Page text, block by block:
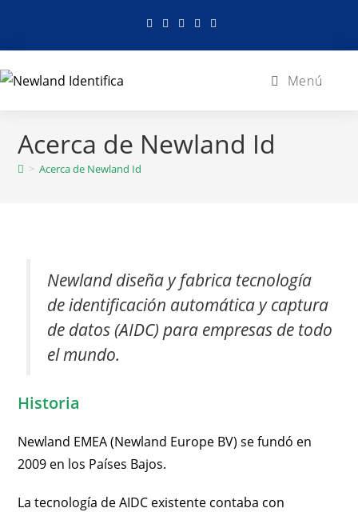
Menú
Acerca de Newland Id
> Acerca de Newland Id
Newland diseña y fabrica tecnología
de identificación automática y captura
de datos (AIDC) para empresas de todo
el mundo.
Historia
Newland EMEA (Newland Europe BV) se fundó en
2009 en los Países Bajos.
La tecnología de AIDC existente contaba con